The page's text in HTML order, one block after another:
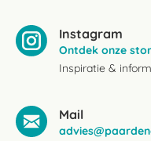
Instagram
Ontdek onze
Inspiratie &
Mail